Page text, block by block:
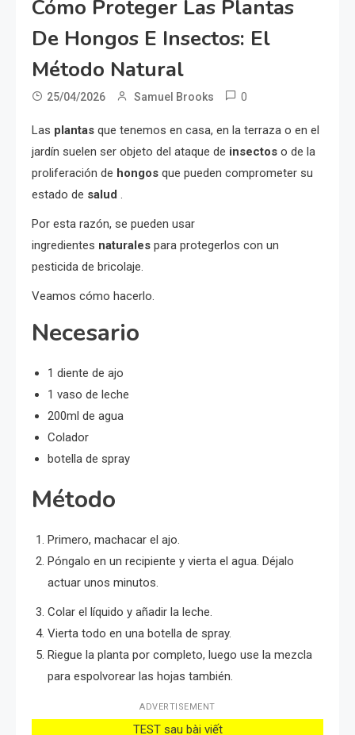
Cómo Proteger Las Plantas
De Hongos E Insectos: El
Método Natural
25/04/2026 Samuel Brooks 0
Las plantas que tenemos en casa, en la terraza o en el
jardín suelen ser objeto del ataque de insectos o de la
proliferación de hongos que pueden comprometer su
estado de salud .
Por esta razón, se pueden usar
ingredientes naturales para protegerlos con un
pesticida de bricolaje.
Veamos cómo hacerlo.
Necesario
1 diente de ajo
1 vaso de leche
200ml de agua
Colador
botella de spray
Método
Primero, machacar el ajo.
Póngalo en un recipiente y vierta el agua. Déjalo
actuar unos minutos.
Colar el líquido y añadir la leche.
Vierta todo en una botella de spray.
Riegue la planta por completo, luego use la mezcla
para espolvorear las hojas también.
ADVERTISEMENT
TEST sau bài viết